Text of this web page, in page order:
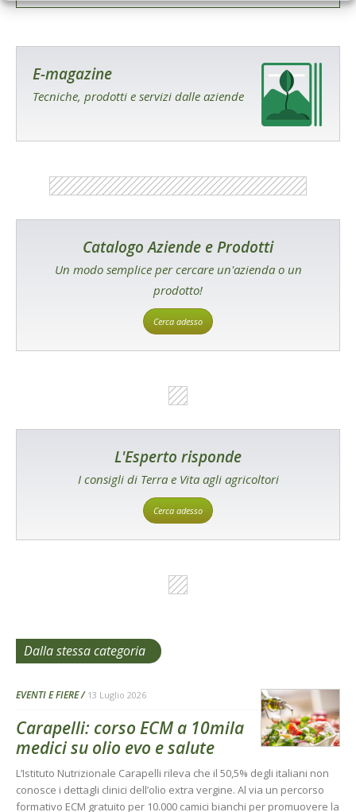
E-magazine
Tecniche, prodotti e servizi dalle aziende
Catalogo Aziende e Prodotti
Un modo semplice per cercare un'azienda o un
prodotto!
Cerca adesso
L'Esperto risponde
I consigli di Terra e Vita agli agricoltori
Cerca adesso
Dalla stessa categoria
EVENTI E FIERE 13 Luglio 2026
Carapelli: corso ECM a 10mila
medici su olio evo e salute
L’Istituto Nutrizionale Carapelli rileva che il 50,5% degli italiani non
conosce i dettagli clinici dell’olio extra vergine. Al via un percorso
formativo ECM gratuito per 10.000 camici bianchi per promuovere la